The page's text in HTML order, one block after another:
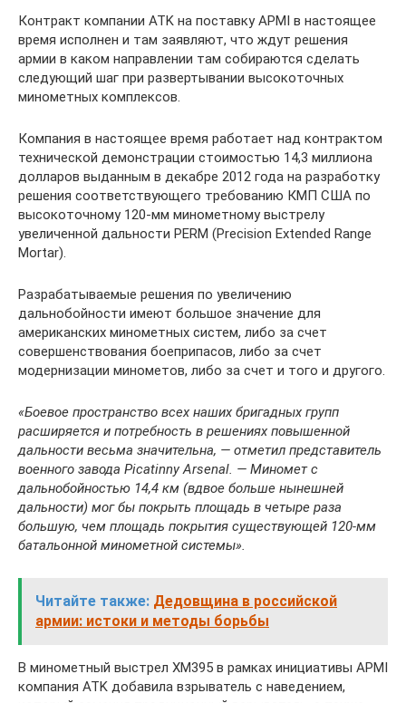
Контракт компании ATK на поставку APMI в настоящее
время исполнен и там заявляют, что ждут решения
армии в каком направлении там собираются сделать
следующий шаг при развертывании высокоточных
минометных комплексов.
Компания в настоящее время работает над контрактом
технической демонстрации стоимостью 14,3 миллиона
долларов выданным в декабре 2012 года на разработку
решения соответствующего требованию КМП США по
высокоточному 120-мм минометному выстрелу
увеличенной дальности PERM (Precision Extended Range
Mortar).
Разрабатываемые решения по увеличению
дальнобойности имеют большое значение для
американских минометных систем, либо за счет
совершенствования боеприпасов, либо за счет
модернизации минометов, либо за счет и того и другого.
«Боевое пространство всех наших бригадных групп
расширяется и потребность в решениях повышенной
дальности весьма значительна, — отметил представитель
военного завода Picatinny Arsenal. — Миномет с
дальнобойностью 14,4 км (вдвое больше нынешней
дальности) мог бы покрыть площадь в четыре раза
большую, чем площадь покрытия существующей 120-мм
батальонной минометной системы».
Читайте также: Дедовщина в российской
армии: истоки и методы борьбы
В минометный выстрел XM395 в рамках инициативы APMI
компания ATK добавила взрыватель с наведением,